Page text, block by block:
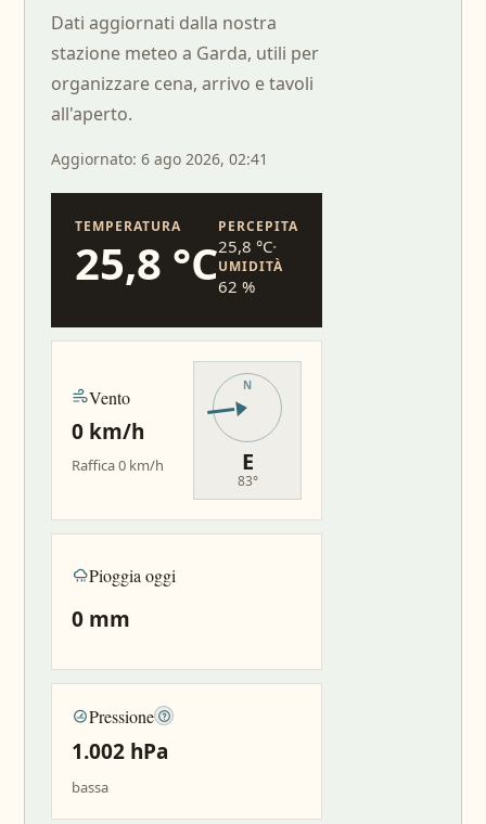
Dati aggiornati dalla nostra
stazione meteo a Garda, utili per
organizzare cena, arrivo e tavoli
all'aperto.
Aggiornato: 6 ago 2026, 02:41
TEMPERATURA
25,8 °C
PERCEPITA
25,8 °C·
UMIDITÀ
62 %
Vento
0 km/h
Raffica 0 km/h E
83°
Pioggia oggi
0 mm
Pressione
1.002 hPa
bassa